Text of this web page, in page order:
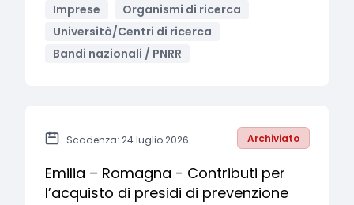
Imprese
Organismi di ricerca
Università/Centri di ricerca
Bandi nazionali / PNRR
Scadenza: 24 luglio 2026 Archiviato
Emilia – Romagna - Contributi per
l’acquisto di presidi di prevenzione